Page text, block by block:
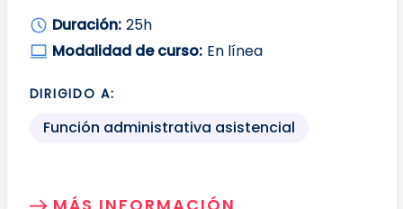
Duración: 25h
Modalidad de curso: En línea
DIRIGIDO A:
Función administrativa asistencial